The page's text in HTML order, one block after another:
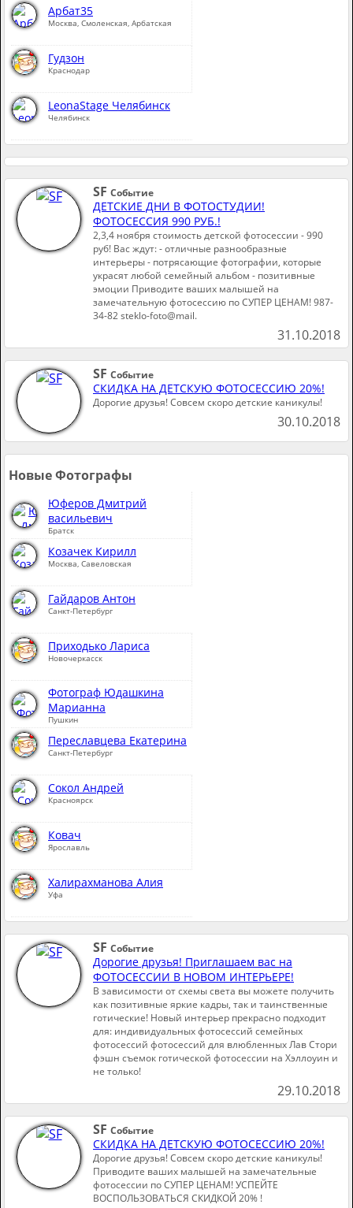
Арбат35
Москва, Смоленская, Арбатская
Гудзон
Краснодар
LeonaStage Челябинск
Челябинск
SF Событие
ДЕТСКИЕ ДНИ В ФОТОСТУДИИ!
ФОТОСЕССИЯ 990 РУБ.!
2,3,4 ноября стоимость детской фотосессии - 990
руб! Вас ждут: - отличные разнообразные
интерьеры - потрясающие фотографии, которые
украсят любой семейный альбом - позитивные
эмоции Приводите ваших малышей на
замечательную фотосессию по СУПЕР ЦЕНАМ! 987-
34-82 steklo-foto@mail.
31.10.2018
SF Событие
СКИДКА НА ДЕТСКУЮ ФОТОСЕССИЮ 20%!
Дорогие друзья! Совсем скоро детские каникулы!
30.10.2018
Новые Фотографы
Юферов Дмитрий
васильевич
Братск
Козачек Кирилл
Москва, Савеловская
Гайдаров Антон
Санкт-Петербург
Приходько Лариса
Новочеркасск
Фотограф Юдашкина
Марианна
Пушкин
Переславцева Екатерина
Санкт-Петербург
Сокол Андрей
Красноярск
Ковач
Ярославль
Халирахманова Алия
Уфа
SF Событие
Дорогие друзья! Приглашаем вас на
ФОТОСЕССИИ В НОВОМ ИНТЕРЬЕРЕ!
В зависимости от схемы света вы можете получить
как позитивные яркие кадры, так и таинственные
готические! Новый интерьер прекрасно подходит
для: индивидуальных фотосессий семейных
фотосессий фотосессий для влюбленных Лав Стори
фэшн съемок готической фотосессии на Хэллоуин и
не только!
29.10.2018
SF Событие
СКИДКА НА ДЕТСКУЮ ФОТОСЕССИЮ 20%!
Дорогие друзья! Совсем скоро детские каникулы!
Приводите ваших малышей на замечательные
фотосессии по СУПЕР ЦЕНАМ! УСПЕЙТЕ
ВОСПОЛЬЗОВАТЬСЯ СКИДКОЙ 20% !